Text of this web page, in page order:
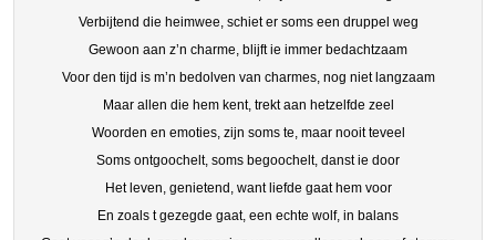
Verbijtend die heimwee, schiet er soms een druppel weg
Gewoon aan z’n charme, blijft ie immer bedachtzaam
Voor den tijd is m’n bedolven van charmes, nog niet langzaam
Maar allen die hem kent, trekt aan hetzelfde zeel
Woorden en emoties, zijn soms te, maar nooit teveel
Soms ontgoochelt, soms begoochelt, danst ie door
Het leven, genietend, want liefde gaat hem voor
En zoals t gezegde gaat, een echte wolf, in balans